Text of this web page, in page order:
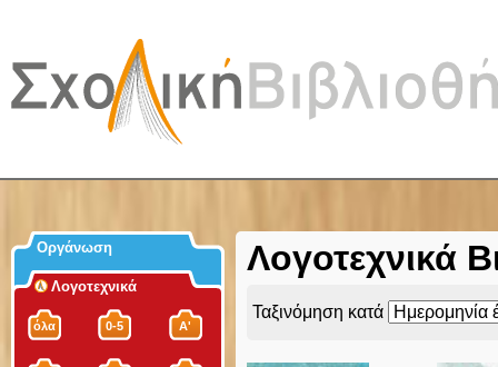
Λογοτεχνικά
Ταξινόμηση κατά
Οργάνωση
Λογοτεχνικά
όλα 0-5 Α'